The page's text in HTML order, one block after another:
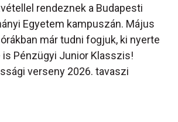
rendeznek a Budapesti
Egyetem kampuszán. Május
már tudni fogjuk, ki nyerte
is Pénzügyi Junior Klasszis!
verseny 2026. tavaszi